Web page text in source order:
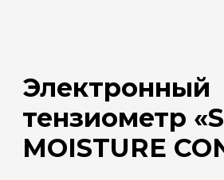
Электронный
тензиометр
MOISTURE